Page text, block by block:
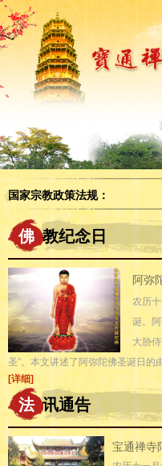
国家宗教政策法规：
佛 教纪念日
阿弥
农历
诞。
大胁
圣”。本文讲述了阿弥陀佛圣诞日的
[详细]
法 讯通告
宝通禅寺